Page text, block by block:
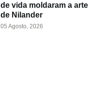
de vida moldaram a arte
de Nilander
05 Agosto, 2026